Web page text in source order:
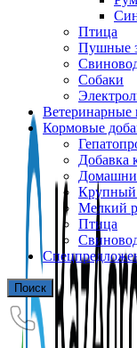
Птица
Пушные
Собаки
Кормовые
Добавка
Крупный
Мелкий
Птица
Поиск